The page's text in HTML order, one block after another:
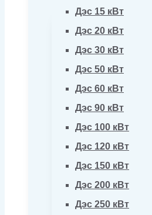
Дэс 15 кВт
Дэс 20 кВт
Дэс 30 кВт
Дэс 50 кВт
Дэс 60 кВт
Дэс 90 кВт
Дэс 100 кВт
Дэс 120 кВт
Дэс 150 кВт
Дэс 200 кВт
Дэс 250 кВт